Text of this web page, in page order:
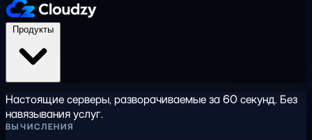
Настоящие серверы, разворачиваемые за 60 секунд. Без
навязывания услуг.
ВЫЧИСЛЕНИЯ